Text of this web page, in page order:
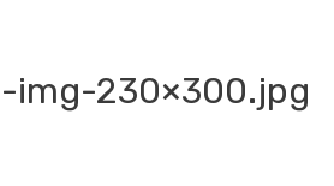
img-230×300.jpg